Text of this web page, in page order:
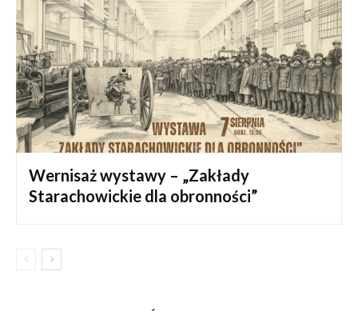
Wernisaż wystawy – „Zakłady
Starachowickie dla obronności”